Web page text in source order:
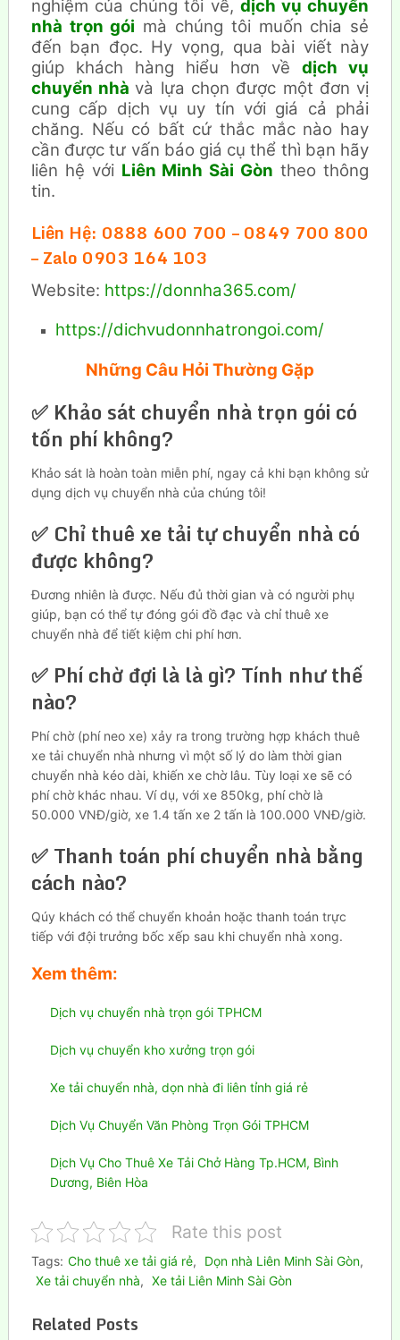
nghiệm của chúng tôi về, dịch vụ chuyển
nhà trọn gói mà chúng tôi muốn chia sẻ
đến bạn đọc. Hy vọng, qua bài viết này
giúp khách hàng hiểu hơn vềdịch vụ
chuyển nhà và lựa chọn được một đơn vị
cung cấp dịch vụ uy tín với giá cả phải
chăng. Nếu có bất cứ thắc mắc nào hay
cần được tư vấn báo giá cụ thể thì bạn hãy
liên hệ với Liên Minh Sài Gòn theo thông
tin.
Liên Hệ: 0888 600 700 – 0849 700 800
– Zalo 0903 164 103
Website: https://donnha365.com/
https://dichvudonnhatrongoi.com/
Những Câu Hỏi Thường Gặp
✅ Khảo sát chuyển nhà trọn gói có
tốn phí không?
Khảo sát là hoàn toàn miễn phí, ngay cả khi bạn không sử
dụng dịch vụ chuyển nhà của chúng tôi!
✅ Chỉ thuê xe tải tự chuyển nhà có
được không?
Đương nhiên là được. Nếu đủ thời gian và có người phụ
giúp, bạn có thể tự đóng gói đồ đạc và chỉ thuê xe
chuyển nhà để tiết kiệm chi phí hơn.
✅ Phí chờ đợi là là gì? Tính như thế
nào?
Phí chờ (phí neo xe) xảy ra trong trường hợp khách thuê
xe tải chuyển nhà nhưng vì một số lý do làm thời gian
chuyển nhà kéo dài, khiến xe chờ lâu. Tùy loại xe sẽ có
phí chờ khác nhau. Ví dụ, với xe 850kg, phí chờ là
50.000 VNĐ/giờ, xe 1.4 tấn xe 2 tấn là 100.000 VNĐ/giờ.
✅ Thanh toán phí chuyển nhà bằng
cách nào?
Qúy khách có thể chuyển khoản hoặc thanh toán trực
tiếp với đội trưởng bốc xếp sau khi chuyển nhà xong.
Xem thêm:
Dịch vụ chuyển nhà trọn gói TPHCM
Dịch vụ chuyển kho xưởng trọn gói
Xe tải chuyển nhà, dọn nhà đi liên tỉnh giá rẻ
Dịch Vụ Chuyển Văn Phòng Trọn Gói TPHCM
Dịch Vụ Cho Thuê Xe Tải Chở Hàng Tp.HCM, Bình
Dương, Biên Hòa
Rate this post
Tags: Cho thuê xe tải giá rẻ, Dọn nhà Liên Minh Sài Gòn,
Xe tải chuyển nhà, Xe tải Liên Minh Sài Gòn
Related Posts